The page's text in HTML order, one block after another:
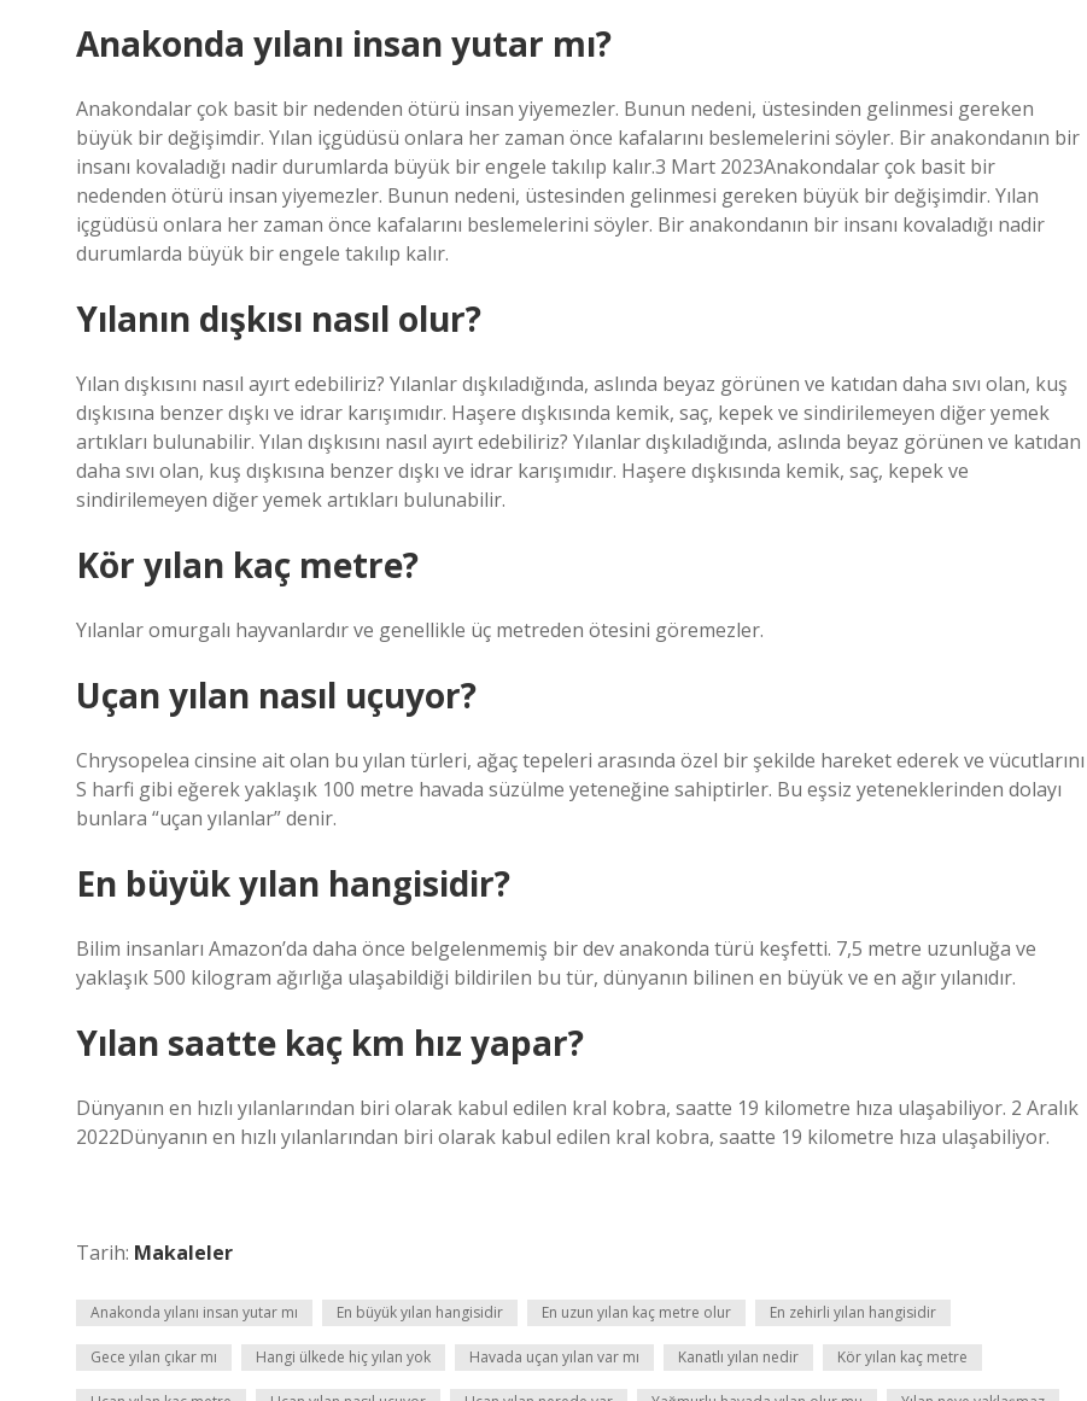
Anakonda yılanı insan yutar mı?
Anakondalar çok basit bir nedenden ötürü insan yiyemezler. Bunun nedeni, üstesinden gelinmesi gereken
büyük bir değişimdir. Yılan içgüdüsü onlara her zaman önce kafalarını beslemelerini söyler. Bir anakondanın bir
insanı kovaladığı nadir durumlarda büyük bir engele takılıp kalır.3 Mart 2023Anakondalar çok basit bir
nedenden ötürü insan yiyemezler. Bunun nedeni, üstesinden gelinmesi gereken büyük bir değişimdir. Yılan
içgüdüsü onlara her zaman önce kafalarını beslemelerini söyler. Bir anakondanın bir insanı kovaladığı nadir
durumlarda büyük bir engele takılıp kalır.
Yılanın dışkısı nasıl olur?
Yılan dışkısını nasıl ayırt edebiliriz? Yılanlar dışkıladığında, aslında beyaz görünen ve katıdan daha sıvı olan, kuş
dışkısına benzer dışkı ve idrar karışımıdır. Haşere dışkısında kemik, saç, kepek ve sindirilemeyen diğer yemek
artıkları bulunabilir. Yılan dışkısını nasıl ayırt edebiliriz? Yılanlar dışkıladığında, aslında beyaz görünen ve katıdan
daha sıvı olan, kuş dışkısına benzer dışkı ve idrar karışımıdır. Haşere dışkısında kemik, saç, kepek ve
sindirilemeyen diğer yemek artıkları bulunabilir.
Kör yılan kaç metre?
Yılanlar omurgalı hayvanlardır ve genellikle üç metreden ötesini göremezler.
Uçan yılan nasıl uçuyor?
Chrysopelea cinsine ait olan bu yılan türleri, ağaç tepeleri arasında özel bir şekilde hareket ederek ve vücutlarını
S harfi gibi eğerek yaklaşık 100 metre havada süzülme yeteneğine sahiptirler. Bu eşsiz yeteneklerinden dolayı
bunlara “uçan yılanlar” denir.
En büyük yılan hangisidir?
Bilim insanları Amazon’da daha önce belgelenmemiş bir dev anakonda türü keşfetti. 7,5 metre uzunluğa ve
yaklaşık 500 kilogram ağırlığa ulaşabildiği bildirilen bu tür, dünyanın bilinen en büyük ve en ağır yılanıdır.
Yılan saatte kaç km hız yapar?
Dünyanın en hızlı yılanlarından biri olarak kabul edilen kral kobra, saatte 19 kilometre hıza ulaşabiliyor. 2 Aralık
2022Dünyanın en hızlı yılanlarından biri olarak kabul edilen kral kobra, saatte 19 kilometre hıza ulaşabiliyor.
Tarih: Makaleler
Anakonda yılanı insan yutar mı En büyük yılan hangisidir En uzun yılan kaç metre olur En zehirli yılan hangisidir
Gece yılan çıkar mı Hangi ülkede hiç yılan yok Havada uçan yılan var mı Kanatlı yılan nedir Kör yılan kaç metre